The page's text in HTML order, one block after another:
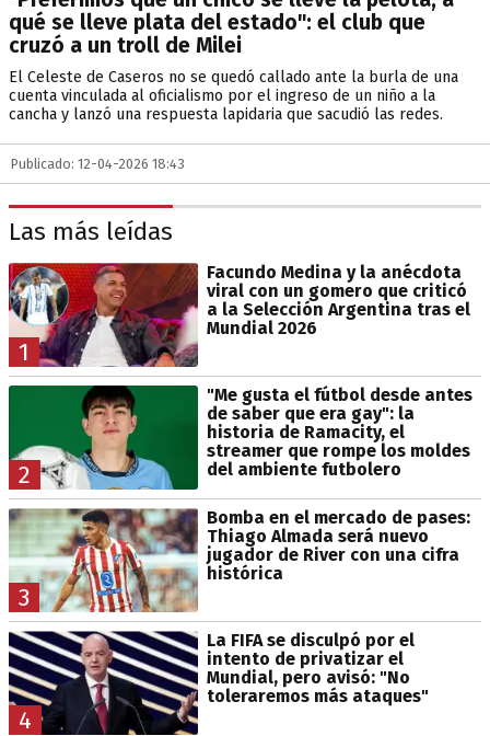
qué se lleve plata del estado": el club que
cruzó a un troll de Milei
El Celeste de Caseros no se quedó callado ante la burla de una
cuenta vinculada al oficialismo por el ingreso de un niño a la
cancha y lanzó una respuesta lapidaria que sacudió las redes.
Publicado: 12-04-2026 18:43
Las más leídas
1
Facundo Medina y la anécdota
viral con un gomero que criticó
a la Selección Argentina tras el
Mundial 2026
2
"Me gusta el fútbol desde antes
de saber que era gay": la
historia de Ramacity, el
streamer que rompe los moldes
del ambiente futbolero
3
Bomba en el mercado de pases:
Thiago Almada será nuevo
jugador de River con una cifra
histórica
4
La FIFA se disculpó por el
intento de privatizar el
Mundial, pero avisó: "No
toleraremos más ataques"